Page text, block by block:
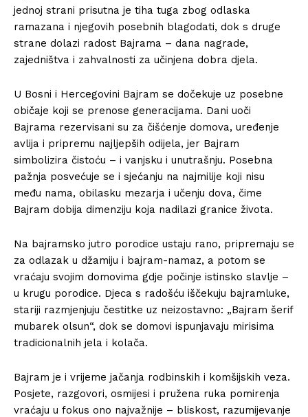
jednoj strani prisutna je tiha tuga zbog odlaska
ramazana i njegovih posebnih blagodati, dok s druge
strane dolazi radost Bajrama – dana nagrade,
zajedništva i zahvalnosti za učinjena dobra djela.
U Bosni i Hercegovini Bajram se dočekuje uz posebne
običaje koji se prenose generacijama. Dani uoči
Bajrama rezervisani su za čišćenje domova, uređenje
avlija i pripremu najljepših odijela, jer Bajram
simbolizira čistoću – i vanjsku i unutrašnju. Posebna
pažnja posvećuje se i sjećanju na najmilije koji nisu
među nama, obilasku mezarja i učenju dova, čime
Bajram dobija dimenziju koja nadilazi granice života.
Na bajramsko jutro porodice ustaju rano, pripremaju se
za odlazak u džamiju i bajram-namaz, a potom se
vraćaju svojim domovima gdje počinje istinsko slavlje –
u krugu porodice. Djeca s radošću iščekuju bajramluke,
stariji razmjenjuju čestitke uz neizostavno: „Bajram šerif
mubarek olsun“, dok se domovi ispunjavaju mirisima
tradicionalnih jela i kolača.
Bajram je i vrijeme jačanja rodbinskih i komšijskih veza.
Posjete, razgovori, osmijesi i pružena ruka pomirenja
vraćaju u fokus ono najvažnije – bliskost, razumijevanje